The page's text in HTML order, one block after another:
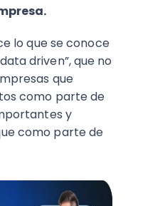
lo que se conoce
driven”, que no
que
como parte de
y
como parte de